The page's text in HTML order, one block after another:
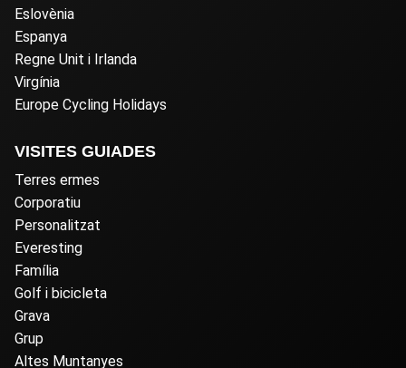
Eslovènia
Espanya
Regne Unit i Irlanda
Virgínia
Europe Cycling Holidays
VISITES GUIADES
Terres ermes
Corporatiu
Personalitzat
Everesting
Família
Golf i bicicleta
Grava
Grup
Altes Muntanyes